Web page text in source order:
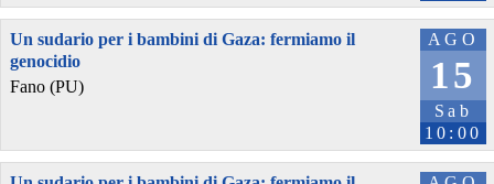
AGO
15
Sab
10:00
Un sudario per i bambini di Gaza: fermiamo il
genocidio
Fano (PU)